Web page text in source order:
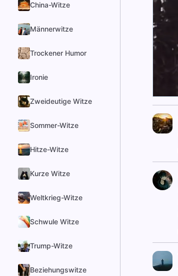
China-Witze
Männerwitze
Trockener Humor
Ironie
Zweideutige Witze
Sommer-Witze
Hitze-Witze
Kurze Witze
Weltkrieg-Witze
Schwule Witze
Trump-Witze
Beziehungswitze